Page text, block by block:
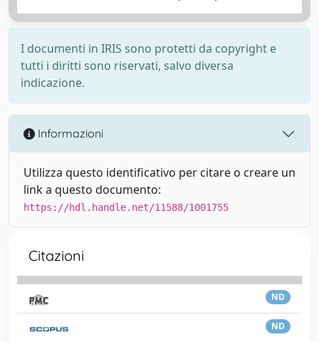
I documenti in IRIS sono protetti da copyright e
tutti i diritti sono riservati, salvo diversa
indicazione.
Informazioni
Utilizza questo identificativo per citare o creare un
link a questo documento:
https://hdl.handle.net/11588/1001755
Citazioni
ND
ND